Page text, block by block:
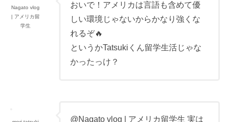
Nagato vlog
| アメリカ留
学生
おいで！アメリカは言語も含めて優
しい環境じゃないからかなり強くな
れるぞ🔥
というかTatsukiくん留学生活じゃな
かったっけ？
@Nagato vlog | アメリカ留学生 実は